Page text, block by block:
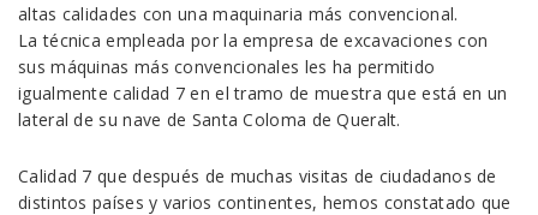
altas calidades con una maquinaria más convencional.
La técnica empleada por la empresa de excavaciones con
sus máquinas más convencionales les ha permitido
igualmente calidad 7 en el tramo de muestra que está en un
lateral de su nave de Santa Coloma de Queralt.
Calidad 7 que después de muchas visitas de ciudadanos de
distintos países y varios continentes, hemos constatado que